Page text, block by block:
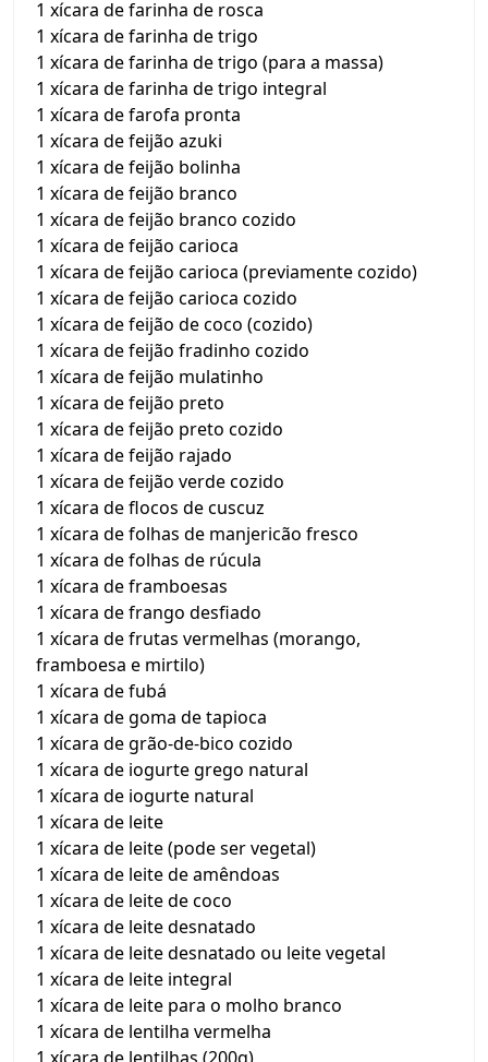
1 xícara de farinha de rosca
1 xícara de farinha de trigo
1 xícara de farinha de trigo (para a massa)
1 xícara de farinha de trigo integral
1 xícara de farofa pronta
1 xícara de feijão azuki
1 xícara de feijão bolinha
1 xícara de feijão branco
1 xícara de feijão branco cozido
1 xícara de feijão carioca
1 xícara de feijão carioca (previamente cozido)
1 xícara de feijão carioca cozido
1 xícara de feijão de coco (cozido)
1 xícara de feijão fradinho cozido
1 xícara de feijão mulatinho
1 xícara de feijão preto
1 xícara de feijão preto cozido
1 xícara de feijão rajado
1 xícara de feijão verde cozido
1 xícara de flocos de cuscuz
1 xícara de folhas de manjericão fresco
1 xícara de folhas de rúcula
1 xícara de framboesas
1 xícara de frango desfiado
1 xícara de frutas vermelhas (morango,
framboesa e mirtilo)
1 xícara de fubá
1 xícara de goma de tapioca
1 xícara de grão-de-bico cozido
1 xícara de iogurte grego natural
1 xícara de iogurte natural
1 xícara de leite
1 xícara de leite (pode ser vegetal)
1 xícara de leite de amêndoas
1 xícara de leite de coco
1 xícara de leite desnatado
1 xícara de leite desnatado ou leite vegetal
1 xícara de leite integral
1 xícara de leite para o molho branco
1 xícara de lentilha vermelha